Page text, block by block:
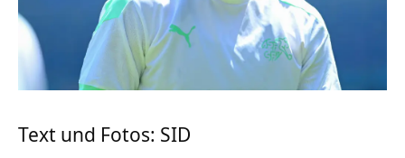
Text und Fotos: SID